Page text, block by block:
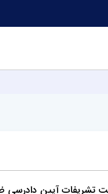
تشریفات آیین